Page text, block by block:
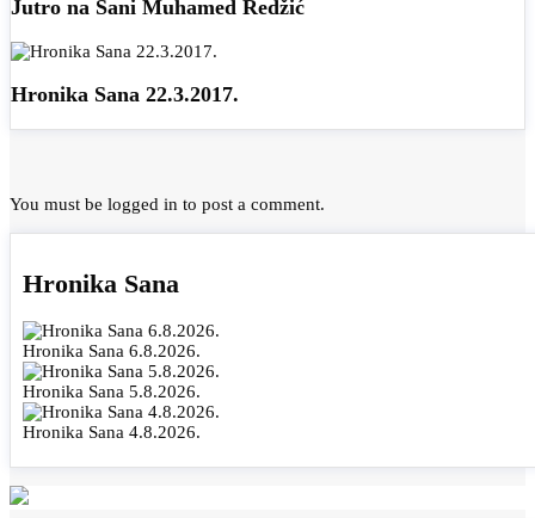
Jutro na Sani Muhamed Redžić
Hronika Sana 22.3.2017.
You must be logged in to post a comment.
Hronika Sana
Hronika Sana 6.8.2026.
Hronika Sana 5.8.2026.
Hronika Sana 4.8.2026.